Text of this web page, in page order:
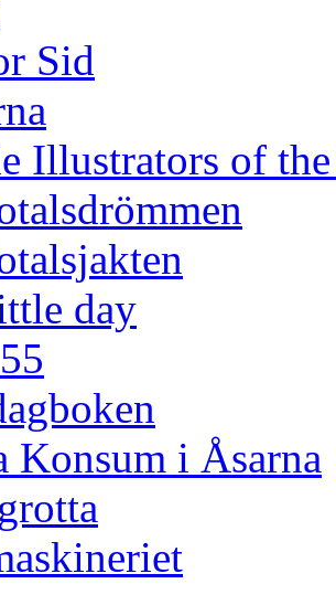
Sid
Illustrators of
day
Konsum i Åsarna